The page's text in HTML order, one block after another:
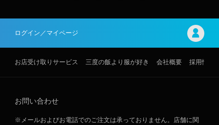
ログイン／マイページ
お店受け取りサービス 三度の飯より服が好き 会社概要 採用情報
お問い合わせ
※メールおよびお電話でのご注文は承っておりません。店舗に関